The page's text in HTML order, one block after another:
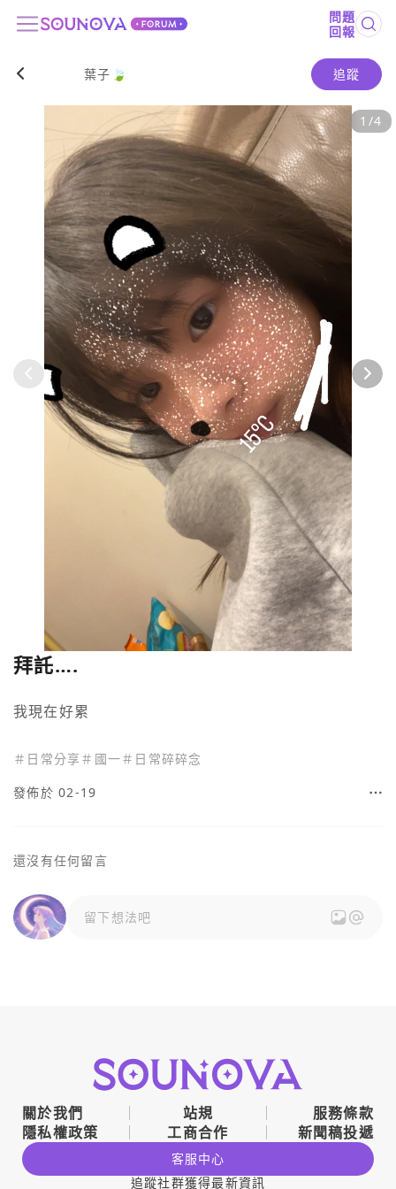
問題
回報
1 /4
葉子🍃 追蹤
拜託….
我現在好累
＃ 日常分享＃ 國一＃ 日常碎碎念
發佈於 02-19
還沒有任何留言
留下想法吧
關於我們 站規
服務條款
隱私權政策
工商合作 新聞稿投遞
客服中心
追蹤社群獲得最新資訊